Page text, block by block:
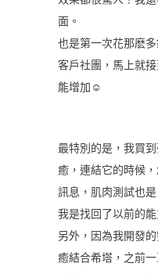
面。
也是第一次花那麽
客戶社團，馬上就
能增加☺️
最特別的是，我買
癒，連結它的時候
訊息，肌肉測試也
我是找回了以前的能
另外，因為我開發
癒結合希塔，之前